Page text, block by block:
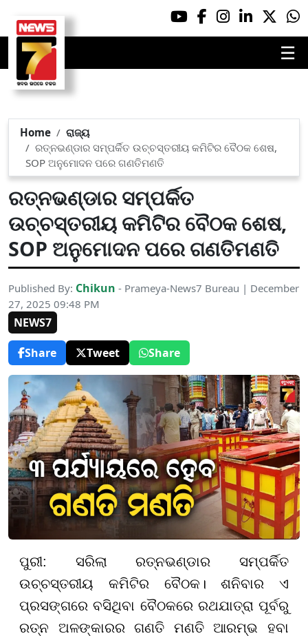
☰
Home
ରାଜ୍ୟ
ରତ୍ନଭଣ୍ଡାର ସମ୍ପର୍କିତ ଉଚ୍ଚସ୍ତରୀୟ କମିଟିର ବୈଠକ ଶେଷ,
SOP ଅନୁମୋଦନ ପରେ ଗଣତିମଣତି
ରତ୍ନଭଣ୍ଡାର ସମ୍ପର୍କିତ
ଉଚ୍ଚସ୍ତରୀୟ କମିଟିର ବୈଠକ ଶେଷ,
SOP ଅନୁମୋଦନ ପରେ ଗଣତିମଣତି
Published By: Chikun - Prameya-News7 Bureau | December
27, 2025 09:48 PM
NEWS7
Share
Tweet Share
ପୁରୀ: ସରିଲା ରତ୍ନଭଣ୍ଡାର ସମ୍ପର୍କିତ
ଉଚ୍ଚସ୍ତରୀୟ କମିଟିର ବୈଠକ। ଶନିବାର ଏ
ପ୍ରସଙ୍ଗରେ ବସିଥିବା ବୈଠକରେ ରଥଯାତ୍ରା ପୂର୍ବରୁ
ରତ୍ନ ଅଳଙ୍କାରର ଗଣତି ମଣତି ଆରମ୍ଭ ହବା